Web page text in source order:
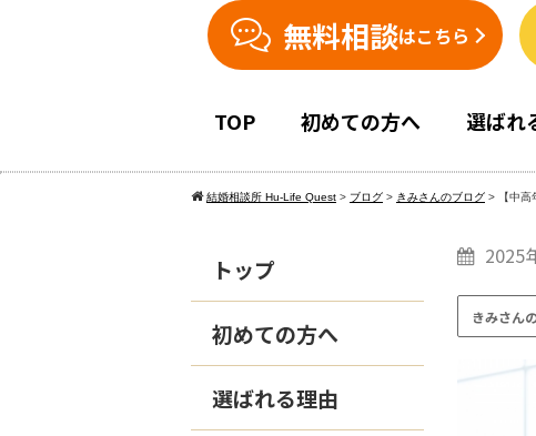
無料相談はこちら
TOP 初めての方へ 選ばれ
結婚相談所 Hu-Life Quest > ブログ > きみさんのブログ > 【中
2025
きみさん
トップ
初めての方へ
選ばれる理由